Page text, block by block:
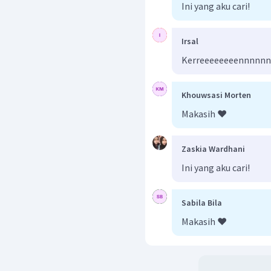
Ini yang aku cari!
Irsal
Khouwsasi Morten
Makasih ❤️
Zaskia Wardhani
Ini yang aku cari!
Sabila Bila
Makasih ❤️